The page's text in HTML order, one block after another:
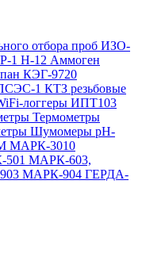
отбора проб ИЗО-
1 Н-12 Аммоген
КЭГ-9720
1 КТЗ резьбовые
логгеры ИПТ103
Термометры
Шумомеры pH-
МАРК-3010
МАРК-603,
МАРК-904 ГЕРДА-